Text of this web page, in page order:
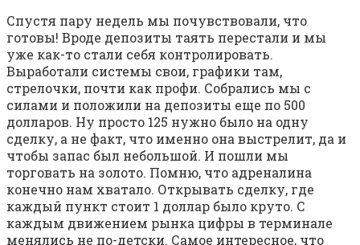
Спустя пару недель мы почувствовали, что
готовы! Вроде депозиты таять перестали и мы
уже как-то стали себя контролировать.
Выработали системы свои, графики там,
стрелочки, почти как профи. Собрались мы с
силами и положили на депозиты еще по 500
долларов. Ну просто 125 нужно было на одну
сделку, а не факт, что именно она выстрелит, да и
чтобы запас был небольшой. И пошли мы
торговать на золото. Помню, что адреналина
конечно нам хватало. Открывать сделку, где
каждый пункт стоит 1 доллар было круто. С
каждым движением рынка цифры в терминале
менялись не по-детски. Самое интересное, что